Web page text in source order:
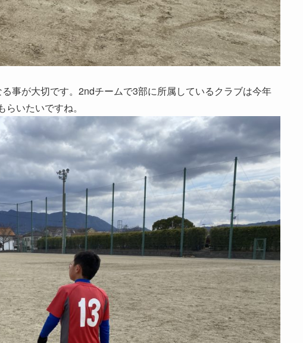
事が大切です。2ndチームで3部に所属しているクラブは今年
いたいですね。